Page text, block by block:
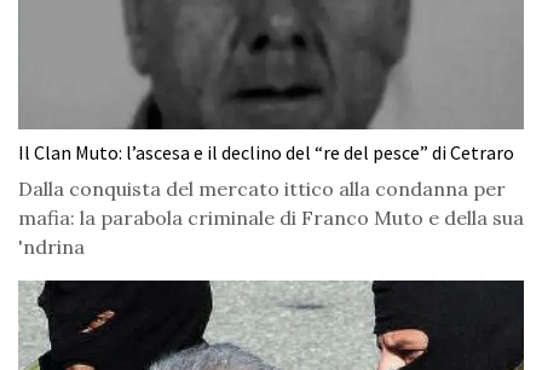
Il Clan Muto: l’ascesa e il declino del “re del pesce” di Cetraro
Dalla conquista del mercato ittico alla condanna per
mafia: la parabola criminale di Franco Muto e della sua
'ndrina